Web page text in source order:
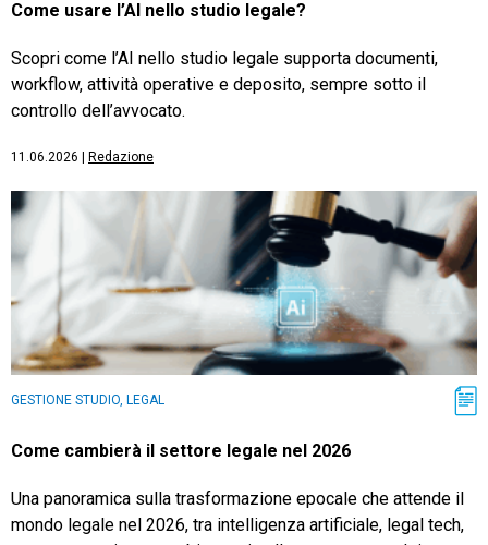
Come usare l’AI nello studio legale?
Scopri come l’AI nello studio legale supporta documenti,
workflow, attività operative e deposito, sempre sotto il
controllo dell’avvocato.
11.06.2026 Redazione
GESTIONE STUDIO, LEGAL
Come cambierà il settore legale nel 2026
Una panoramica sulla trasformazione epocale che attende il
mondo legale nel 2026, tra intelligenza artificiale, legal tech,